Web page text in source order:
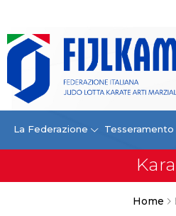
La Federazione Tesseramento
Home
La
La
Campioni di